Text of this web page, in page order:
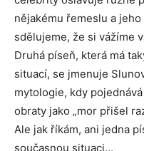
nějakému řemeslu a
sdělujeme, že si vážíme
Druhá píseň, která má
situací, se jmenuje
mytologie, kdy
obraty jako „mor přišel
Ale jak říkám, ani jedna
současnou situaci…